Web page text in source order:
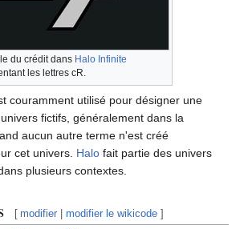
du crédit dans Halo Infinite
les lettres cR.
couramment utilisé pour désigner une
fictifs, généralement dans la
aucun autre terme n'est créé
cet univers. Halo fait partie des univers
plusieurs contextes.
[ modifier |modifier le wikicode ]